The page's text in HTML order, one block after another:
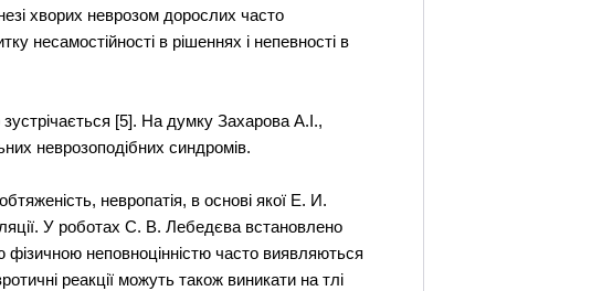
хворих неврозом дорослих часто
несамостійності в рішеннях і непевності в
[5]. На думку Захарова А.І.,
неврозоподібних синдромів.
невропатія, в основі якої Е. И.
У роботах С. В. Лебедєва встановлено
фізичною неповноцінністю часто виявляються
реакції можуть також виникати на тлі